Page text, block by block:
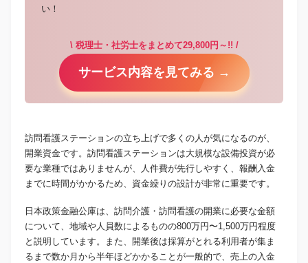
い！
\ 税理士・社労士をまとめて29,800円～!! /
サービス内容を見てみる →
訪問看護ステーションの立ち上げで多くの人が気になるのが、
開業資金です。訪問看護ステーションは大規模な設備投資が必
要な業種ではありませんが、人件費が先行しやすく、報酬入金
までに時間がかかるため、資金繰りの設計が非常に重要です。
日本政策金融公庫は、訪問介護・訪問看護の開業に必要な金額
について、地域や人員数によるものの800万円〜1,500万円程度
と説明しています。また、開業後は採算がとれる利用者が集ま
るまで数か月から半年ほどかかることが一般的で、売上の入金